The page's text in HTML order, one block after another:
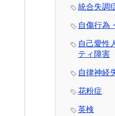
統合失調
自傷行為
自己愛性
ティ障害
自律神経
花粉症
英検